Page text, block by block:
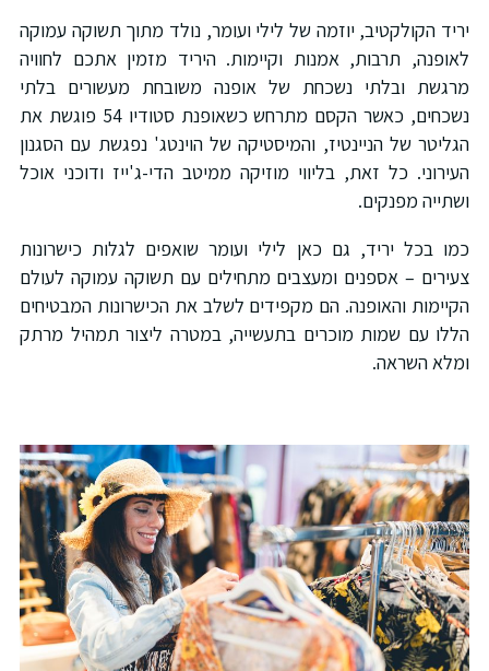
יריד הקולקטיב, יוזמה של לילי ועומר, נולד מתוך תשוקה עמוקה
לאופנה, תרבות, אמנות וקיימות. היריד מזמין אתכם לחוויה
מרגשת ובלתי נשכחת של אופנה משובחת מעשורים בלתי
נשכחים, כאשר הקסם מתרחש כשאופנת סטודיו 54 פוגשת את
הגליטר של הניינטיז, והמיסטיקה של הוינטג' נפגשת עם הסגנון
העירוני. כל זאת, בליווי מוזיקה ממיטב הדי-ג'ייז ודוכני אוכל
ושתייה מפנקים.
כמו בכל יריד, גם כאן לילי ועומר שואפים לגלות כישרונות
צעירים – אספנים ומעצבים מתחילים עם תשוקה עמוקה לעולם
הקיימות והאופנה. הם מקפידים לשלב את הכישרונות המבטיחים
הללו עם שמות מוכרים בתעשייה, במטרה ליצור תמהיל מרתק
ומלא השראה.